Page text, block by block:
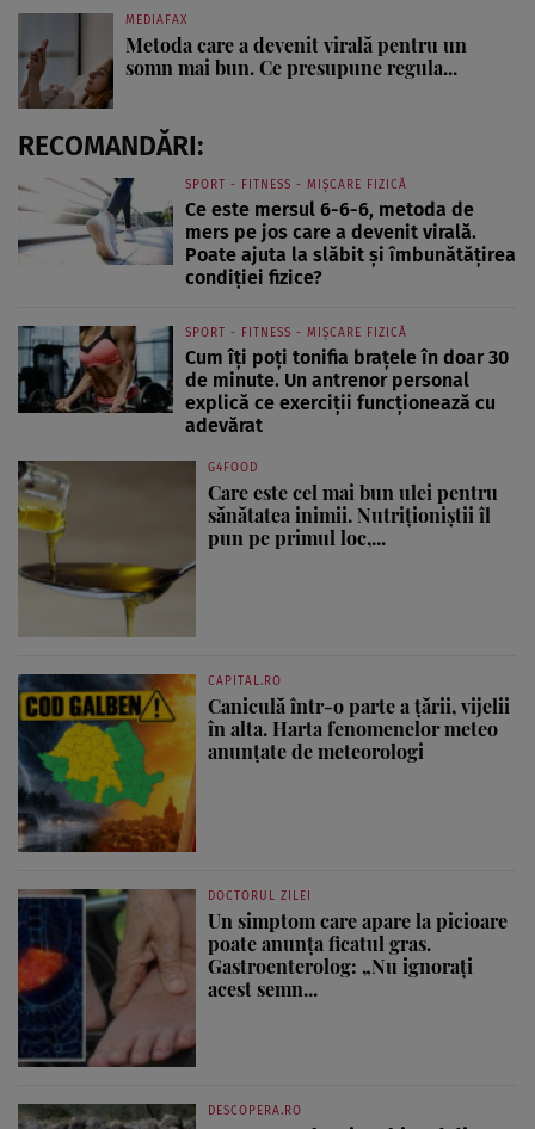
MEDIAFAX
Metoda care a devenit virală pentru un
somn mai bun. Ce presupune regula...
RECOMANDĂRI:
SPORT - FITNESS - MIȘCARE FIZICĂ
Ce este mersul 6-6-6, metoda de
mers pe jos care a devenit virală.
Poate ajuta la slăbit și îmbunătățirea
condiției fizice?
SPORT - FITNESS - MIȘCARE FIZICĂ
Cum îți poți tonifia brațele în doar 30
de minute. Un antrenor personal
explică ce exerciții funcționează cu
adevărat
G4FOOD
Care este cel mai bun ulei pentru
sănătatea inimii. Nutriționiștii îl
pun pe primul loc,...
CAPITAL.RO
Caniculă într-o parte a țării, vijelii
în alta. Harta fenomenelor meteo
anunțate de meteorologi
DOCTORUL ZILEI
Un simptom care apare la picioare
poate anunța ficatul gras.
Gastroenterolog: „Nu ignorați
acest semn...
DESCOPERA.RO